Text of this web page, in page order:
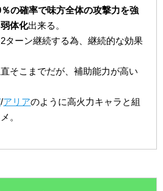
の確率で味方全体の攻撃力を強
体化出来る。
ターン継続する為、継続的な効果
そこまでだが、補助能力が高い
/アリアのように高火力キャラと組
。